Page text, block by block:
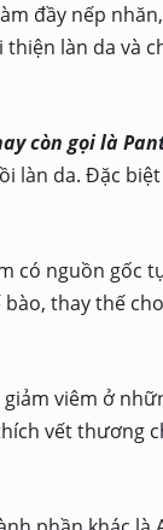
đầy nếp
làn da và
còn gọi là
làn da. Đặc
có nguồn gốc
thay thế
viêm ở
vết thương